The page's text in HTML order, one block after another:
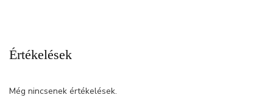
Értékelések
Még nincsenek értékelések.